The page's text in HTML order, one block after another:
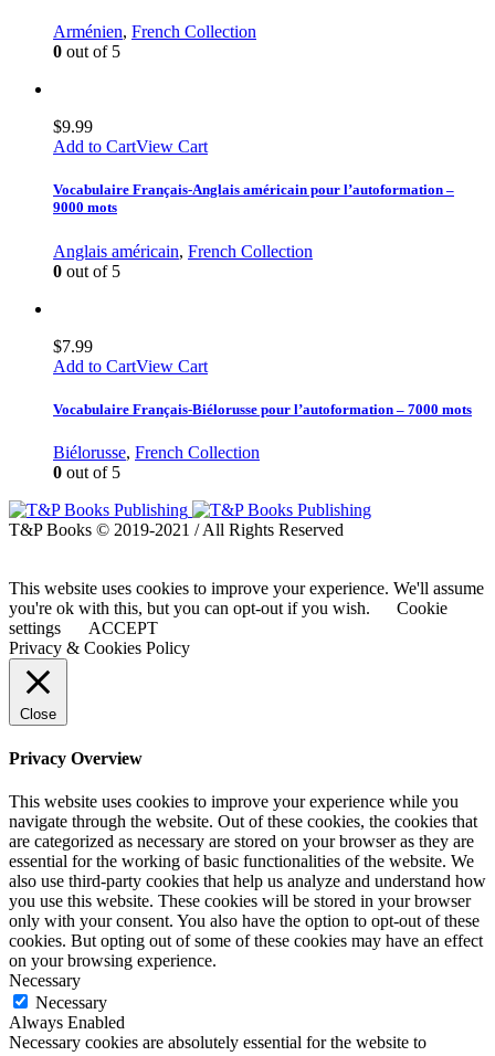
Arménien, French Collection
0 out of 5
$9.99
Add to CartView Cart
Vocabulaire Français-Anglais américain pour l’autoformation –
9000 mots
Anglais américain, French Collection
0 out of 5
$7.99
Add to CartView Cart
Vocabulaire Français-Biélorusse pour l’autoformation – 7000 mots
Biélorusse, French Collection
0 out of 5
T&P Books © 2019-2021 / All Rights Reserved
This website uses cookies to improve your experience. We'll assume
you're ok with this, but you can opt-out if you wish.
Cookie
settings
ACCEPT
Privacy & Cookies Policy
Close
Privacy Overview
This website uses cookies to improve your experience while you
navigate through the website. Out of these cookies, the cookies that
are categorized as necessary are stored on your browser as they are
essential for the working of basic functionalities of the website. We
also use third-party cookies that help us analyze and understand how
you use this website. These cookies will be stored in your browser
only with your consent. You also have the option to opt-out of these
cookies. But opting out of some of these cookies may have an effect
on your browsing experience.
Necessary
Necessary
Always Enabled
Necessary cookies are absolutely essential for the website to